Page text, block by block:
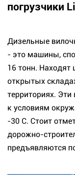
погрузчики
Дизельные
- это машины,
16 тонн.
открытых
территориях.
к условиям
-30 С. Стоит
дорожно-
предъявляются